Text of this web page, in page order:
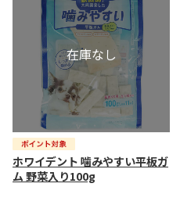
ホワイデント 噛みやすい平板ガ
ム 野菜入り100g